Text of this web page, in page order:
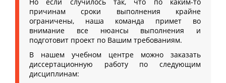
причинам сроки выполнения крайне
ограничены, наша команда примет во
внимание все нюансы выполнения и
подготовит проект по Вашим требованиям.
В нашем учебном центре можно заказать
диссертационную работу по следующим
дисциплинам: